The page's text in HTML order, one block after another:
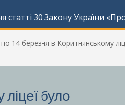
статті 30 Закону України
по 14 березня в Коритнянському
було